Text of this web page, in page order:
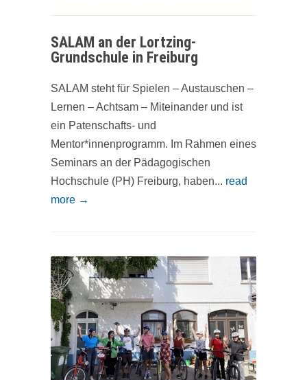
SALAM an der Lortzing-
Grundschule in Freiburg
SALAM steht für Spielen – Austauschen –
Lernen – Achtsam – Miteinander und ist
ein Patenschafts- und
Mentor*innenprogramm. Im Rahmen eines
Seminars an der Pädagogischen
Hochschule (PH) Freiburg, haben... read
more →